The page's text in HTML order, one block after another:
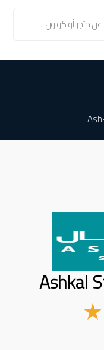
★